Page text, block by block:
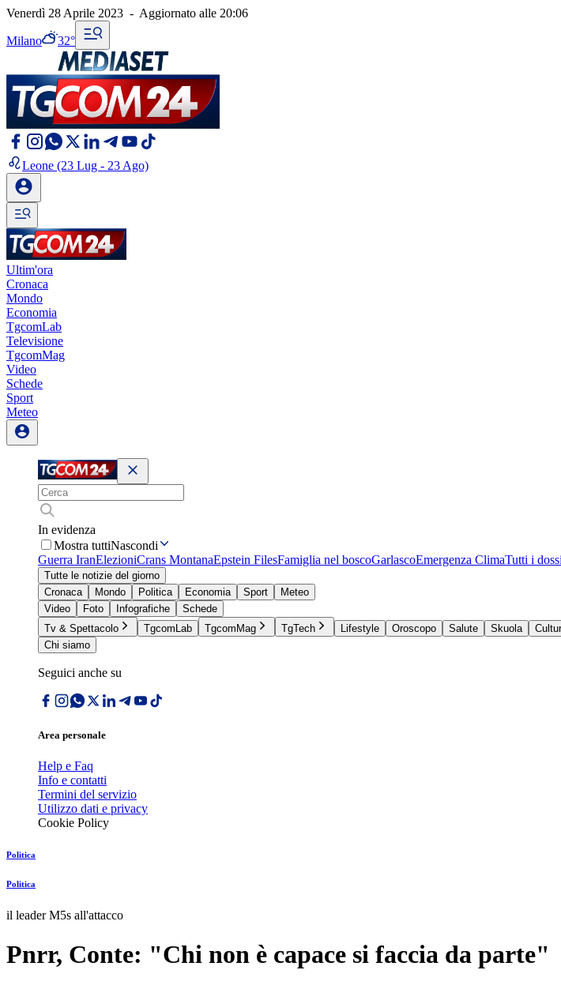
Venerdì 28 Aprile 2023 - Aggiornato alle 20:06
Milano 32°
Leone (23 Lug - 23 Ago)
Ultim'ora
Cronaca
Mondo
Economia
TgcomLab
Televisione
TgcomMag
Video
Schede
Sport
Meteo
In evidenza
Mostra tuttiNascondi
Guerra IranElezioniCrans MontanaEpstein FilesFamiglia nel boscoGarlascoEmergenza ClimaTutti i
Tutte le notizie del giorno
Cronaca
Mondo Politica Economia Sport
Meteo
Video
Foto Infografiche
Schede
Tv & Spettacolo
TgcomLab TgcomMag TgTech Lifestyle Oroscopo Salute Skuola
Chi siamo
Seguici anche su
Area personale
Help e Faq
Info e contatti
Termini del servizio
Utilizzo dati e privacy
Cookie Policy
Politica
Politica
il leader M5s all'attacco
Pnrr, Conte: "Chi non è capace si faccia da parte"